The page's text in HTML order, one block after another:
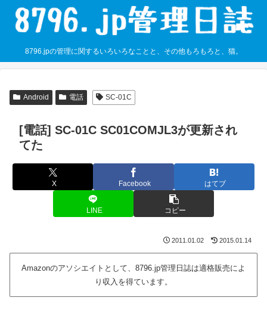
8796.jpの管理に関するいろいろなことと、その他もろもろと、猫。
Android 電話 SC-01C
[電話] SC-01C SC01COMJL3が更新され
てた
X Facebook はてブ
LINE コピー
2011.01.02 2015.01.14
Amazonのアソシエイトとして、8796.jp管理日誌は適格販売によ
り収入を得ています。